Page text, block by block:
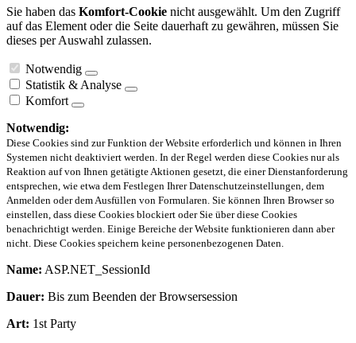
Sie haben das Komfort-Cookie nicht ausgewählt. Um den Zugriff
auf das Element oder die Seite dauerhaft zu gewähren, müssen Sie
dieses per Auswahl zulassen.
Notwendig
Statistik & Analyse
Komfort
Notwendig:
Diese Cookies sind zur Funktion der Website erforderlich und können in Ihren
Systemen nicht deaktiviert werden. In der Regel werden diese Cookies nur als
Reaktion auf von Ihnen getätigte Aktionen gesetzt, die einer Dienstanforderung
entsprechen, wie etwa dem Festlegen Ihrer Datenschutzeinstellungen, dem
Anmelden oder dem Ausfüllen von Formularen. Sie können Ihren Browser so
einstellen, dass diese Cookies blockiert oder Sie über diese Cookies
benachrichtigt werden. Einige Bereiche der Website funktionieren dann aber
nicht. Diese Cookies speichern keine personenbezogenen Daten.
Name: ASP.NET_SessionId
Dauer: Bis zum Beenden der Browsersession
Art: 1st Party